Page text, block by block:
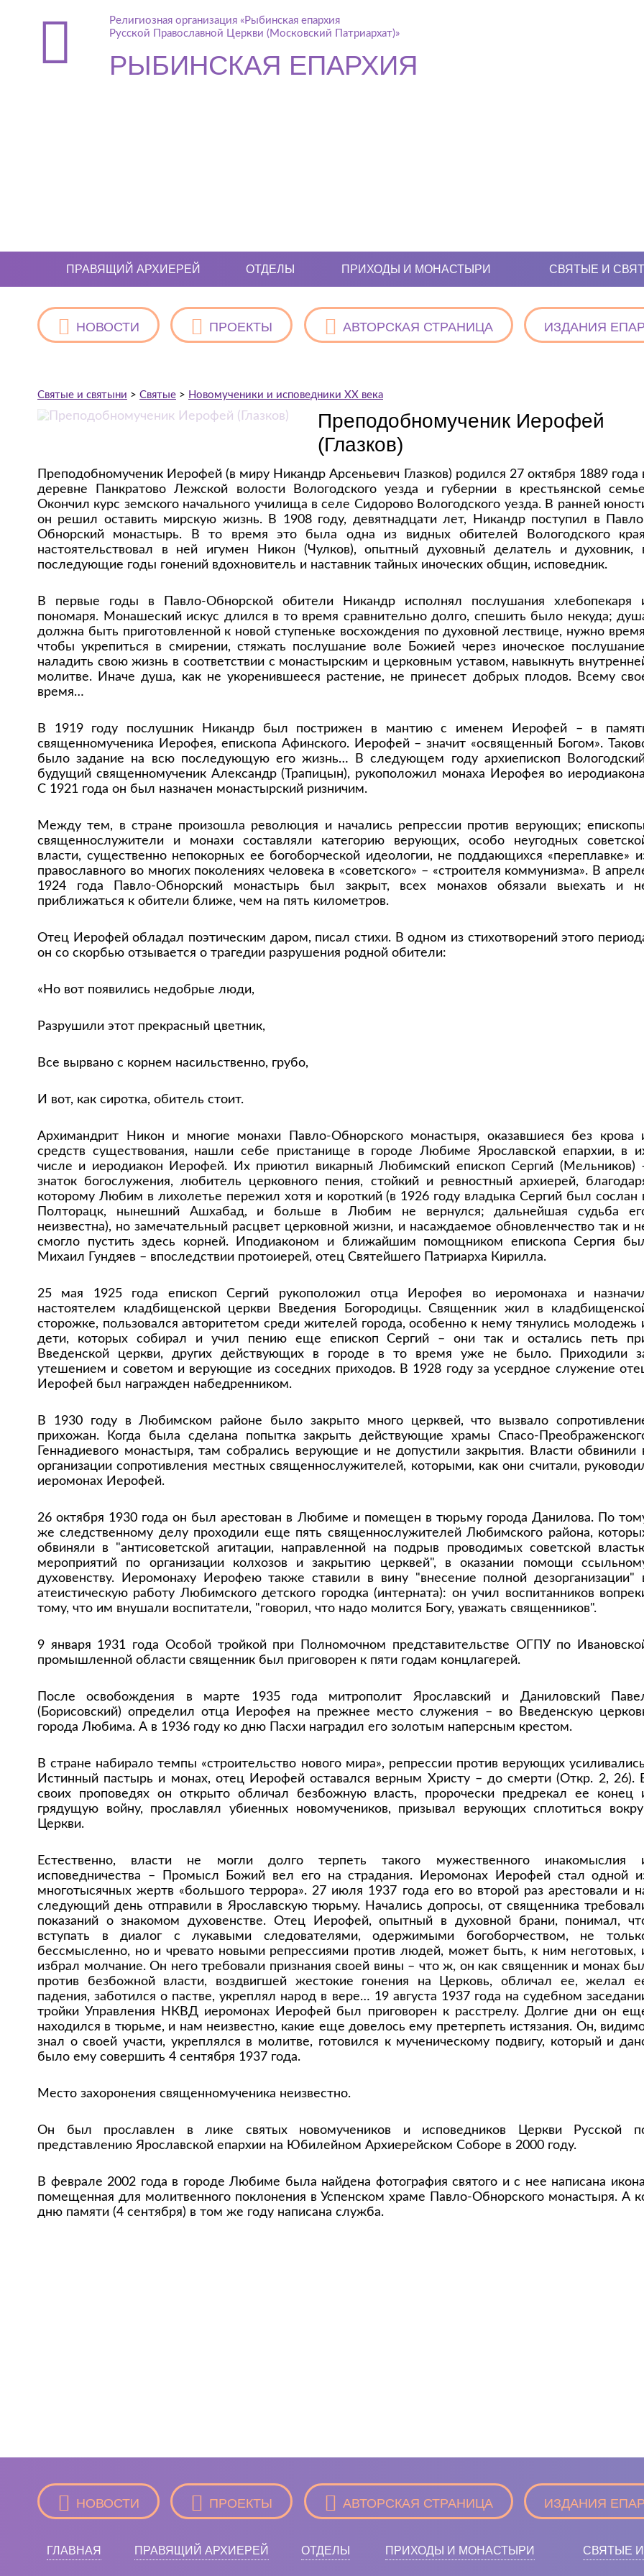
Религиозная организация «Рыбинская епархия
Русской Православной Церкви (Московский Патриархат)»
РЫБИНСКАЯ ЕПАРХИЯ
ПРАВЯЩИЙ АРХИЕРЕЙ ОТДЕЛЫ ПРИХОДЫ И МОНАСТЫРИ СВЯТЫЕ И
НОВОСТИ ПРОЕКТЫ АВТОРСКАЯ СТРАНИЦА ИЗДАНИЯ
Святые и святыни > Святые > Новомученики и исповедники ХХ века
Преподобномученик Иерофей
(Глазков)
Преподобномученик Иерофей (в миру Никандр Арсеньевич Глазков) родился 27 октября 1889 года
деревне Панкратово Лежской волости Вологодского уезда и губернии в крестьянской
Окончил курс земского начального училища в селе Сидорово Вологодского уезда. В ранней
он решил оставить мирскую жизнь. В 1908 году, девятнадцати лет, Никандр поступил в
Обнорский монастырь. В то время это была одна из видных обителей Вологодского
настоятельствовал в ней игумен Никон (Чулков), опытный духовный делатель и духовник,
последующие годы гонений вдохновитель и наставник тайных иноческих общин, исповедник.
В первые годы в Павло-Обнорской обители Никандр исполнял послушания хлебопекаря
пономаря. Монашеский искус длился в то время сравнительно долго, спешить было некуда;
должна быть приготовленной к новой ступеньке восхождения по духовной лествице, нужно
чтобы укрепиться в смирении, стяжать послушание воле Божией через иноческое
наладить свою жизнь в соответствии с монастырским и церковным уставом, навыкнуть
молитве. Иначе душа, как не укоренившееся растение, не принесет добрых плодов. Всему
время…
В 1919 году послушник Никандр был пострижен в мантию с именем Иерофей – в
священномученика Иерофея, епископа Афинского. Иерофей – значит «освященный Богом».
было задание на всю последующую его жизнь… В следующем году архиепископ
будущий священномученик Александр (Трапицын), рукоположил монаха Иерофея во
С 1921 года он был назначен монастырский ризничим.
Между тем, в стране произошла революция и начались репрессии против верующих;
священнослужители и монахи составляли категорию верующих, особо неугодных
власти, существенно непокорных ее богоборческой идеологии, не поддающихся «переплавке»
православного во многих поколениях человека в «советского» – «строителя коммунизма». В
1924 года Павло-Обнорский монастырь был закрыт, всех монахов обязали выехать и
приближаться к обители ближе, чем на пять километров.
Отец Иерофей обладал поэтическим даром, писал стихи. В одном из стихотворений этого
он со скорбью отзывается о трагедии разрушения родной обители:
«Но вот появились недобрые люди,
Разрушили этот прекрасный цветник,
Все вырвано с корнем насильственно, грубо,
И вот, как сиротка, обитель стоит.
Архимандрит Никон и многие монахи Павло-Обнорского монастыря, оказавшиеся без крова
средств существования, нашли себе пристанище в городе Любиме Ярославской епархии, в
числе и иеродиакон Иерофей. Их приютил викарный Любимский епископ Сергий (Мельников)
знаток богослужения, любитель церковного пения, стойкий и ревностный архиерей,
которому Любим в лихолетье пережил хотя и короткий (в 1926 году владыка Сергий был сослан
Полторацк, нынешний Ашхабад, и больше в Любим не вернулся; дальнейшая судьба
неизвестна), но замечательный расцвет церковной жизни, и насаждаемое обновленчество так и
смогло пустить здесь корней. Иподиаконом и ближайшим помощником епископа Сергия
Михаил Гундяев – впоследствии протоиерей, отец Святейшего Патриарха Кирилла.
25 мая 1925 года епископ Сергий рукоположил отца Иерофея во иеромонаха и
настоятелем кладбищенской церкви Введения Богородицы. Священник жил в
сторожке, пользовался авторитетом среди жителей города, особенно к нему тянулись молодежь
дети, которых собирал и учил пению еще епископ Сергий – они так и остались петь
Введенской церкви, других действующих в городе в то время уже не было. Приходили
утешением и советом и верующие из соседних приходов. В 1928 году за усердное служение
Иерофей был награжден набедренником.
В 1930 году в Любимском районе было закрыто много церквей, что вызвало
прихожан. Когда была сделана попытка закрыть действующие храмы Спасо-
Геннадиевого монастыря, там собрались верующие и не допустили закрытия. Власти обвинили
организации сопротивления местных священнослужителей, которыми, как они считали,
иеромонах Иерофей.
26 октября 1930 года он был арестован в Любиме и помещен в тюрьму города Данилова. По
же следственному делу проходили еще пять священнослужителей Любимского района,
обвиняли в "антисоветской агитации, направленной на подрыв проводимых советской
мероприятий по организации колхозов и закрытию церквей", в оказании помощи
духовенству. Иеромонаху Иерофею также ставили в вину "внесение полной дезорганизации"
атеистическую работу Любимского детского городка (интерната): он учил воспитанников
тому, что им внушали воспитатели, "говорил, что надо молится Богу, уважать священников".
9 января 1931 года Особой тройкой при Полномочном представительстве ОГПУ по
промышленной области священник был приговорен к пяти годам концлагерей.
После освобождения в марте 1935 года митрополит Ярославский и Даниловский
(Борисовский) определил отца Иерофея на прежнее место служения – во Введенскую
города Любима. А в 1936 году ко дню Пасхи наградил его золотым наперсным крестом.
В стране набирало темпы «строительство нового мира», репрессии против верующих
Истинный пастырь и монах, отец Иерофей оставался верным Христу – до смерти (Откр. 2, 26).
своих проповедях он открыто обличал безбожную власть, пророчески предрекал ее конец
грядущую войну, прославлял убиенных новомучеников, призывал верующих сплотиться
Церкви.
Естественно, власти не могли долго терпеть такого мужественного инакомыслия
исповедничества – Промысл Божий вел его на страдания. Иеромонах Иерофей стал одной
многотысячных жертв «большого террора». 27 июля 1937 года его во второй раз арестовали и
следующий день отправили в Ярославскую тюрьму. Начались допросы, от священника
показаний о знакомом духовенстве. Отец Иерофей, опытный в духовной брани, понимал,
вступать в диалог с лукавыми следователями, одержимыми богоборчеством, не
бессмысленно, но и чревато новыми репрессиями против людей, может быть, к ним неготовых,
избрал молчание. Он него требовали признания своей вины – что ж, он как священник и монах
против безбожной власти, воздвигшей жестокие гонения на Церковь, обличал ее, желал
падения, заботился о пастве, укреплял народ в вере… 19 августа 1937 года на судебном
тройки Управления НКВД иеромонах Иерофей был приговорен к расстрелу. Долгие дни он
находился в тюрьме, и нам неизвестно, какие еще довелось ему претерпеть истязания. Он,
знал о своей участи, укреплялся в молитве, готовился к мученическому подвигу, который и
было ему совершить 4 сентября 1937 года.
Место захоронения священномученика неизвестно.
Он был прославлен в лике святых новомучеников и исповедников Церкви Русской
представлению Ярославской епархии на Юбилейном Архиерейском Соборе в 2000 году.
В феврале 2002 года в городе Любиме была найдена фотография святого и с нее написана
помещенная для молитвенного поклонения в Успенском храме Павло-Обнорского монастыря. А
дню памяти (4 сентября) в том же году написана служба.
НОВОСТИ ПРОЕКТЫ АВТОРСКАЯ СТРАНИЦА ИЗДАНИЯ
ГЛАВНАЯ ПРАВЯЩИЙ АРХИЕРЕЙ ОТДЕЛЫ ПРИХОДЫ И МОНАСТЫРИ СВЯТЫЕ